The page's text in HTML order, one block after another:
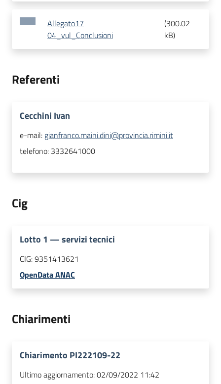
Allegato17
04_vul_Conclusioni
(300.02
kB)
Referenti
Cecchini Ivan
e-mail: gianfranco.maini.dini@provincia.rimini.it
telefono: 3332641000
Cig
Lotto 1 —servizi tecnici
CIG:9351413621
OpenData ANAC
Chiarimenti
Chiarimento PI222109-22
Ultimo aggiornamento:02/09/2022 11:42